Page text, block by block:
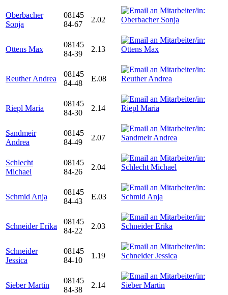
Oberbacher
Sonja
08145
84-67
2.02
Ottens Max
08145
84-39
2.13
Reuther Andrea
08145
84-48
E.08
Riepl Maria
08145
84-30
2.14
Sandmeir
Andrea
08145
84-49
2.07
Schlecht
Michael
08145
84-26
2.04
Schmid Anja
08145
84-43
E.03
Schneider Erika
08145
84-22
2.03
Schneider
Jessica
08145
84-10
1.19
Sieber Martin
08145
84-38
2.14